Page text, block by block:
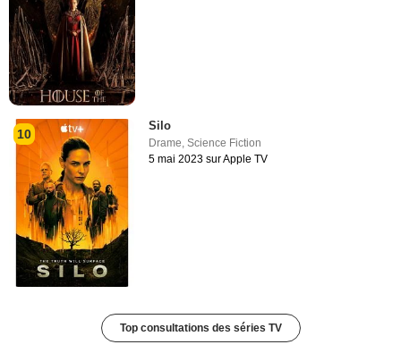
10
Silo
Drame,Science Fiction
5 mai 2023 sur Apple TV
Top consultations des séries TV